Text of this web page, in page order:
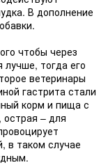
В дополнение
чтобы через
лучше, тогда его
ветеринары
гастрита стали
корм и пища с
острая – для
в таком случае